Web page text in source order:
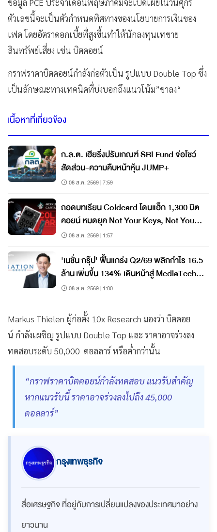
ข้อมูล PCE ประจำเดือนพฤษภาคมจะเปิดเผยในวันศุกร์
ตัวเลขนี้จะเป็นตัวกำหนดทิศทางของนโยบายการเงินของ
เฟด โดยอัตราดอกเบี้ยที่สูงขึ้นทำให้นักลงทุนเทขาย
สินทรัพย์เสี่ยง เช่น บิตคอยน์
กราฟราคาบิตคอยน์กำลังก่อตัวเป็น รูปแบบ Double Top ซึ่ง
เป็นลักษณะทางเทคนิคที่บ่งบอกถึงแนวโน้ม”ขาลง“
เนื้อหาที่เกี่ยวข้อง
ก.ล.ต. เฮียริ่งปรับเกณฑ์ SRI Fund จ่อโชว์
สัดส่วน-ความคืบหน้าหุ้น JUMP+
08 ส.ค. 2569 | 7:59
ถอดบทเรียน Coldcard โดนแฮ็ก 1,300 บิต
คอยน์ หมดยุค Not Your Keys, Not Your
Coins?
08 ส.ค. 2569 | 1:57
'เนชั่น กรุ๊ป' ฟื้นแกร่ง Q2/69 พลิกกำไร 16.5
ล้าน เพิ่มขึ้น 134% เดินหน้าสู่ MediaTech
เต็มรูปแบบ
08 ส.ค. 2569 | 1:00
Markus Thielen ผู้ก่อตั้ง 10x Research มองว่า บิตคอย
น์ กำลังเผชิญ รูปแบบ Double Top และ ราคาอาจร่วงลง
ทดสอบระดับ 50,000 ดอลลาร์ หรือต่ำกว่านั้น
“กราฟราคาบิตคอยน์กำลังทดสอบ แนวรับสำคัญ
หากแนวรับนี้ ราคาอาจร่วงลงไปถึง 45,000
ดอลลาร์”
กรุงเทพธุรกิจ
สื่อเศรษฐกิจ ที่อยู่กับการเปลี่ยนแปลงของประเทศมาอย่าง
ยาวนาน